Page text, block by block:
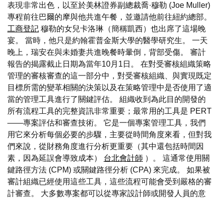
表現非常出色，以至於美林證券副總裁喬·穆勒 (Joe Muller)
專程前往巴爾的摩與他共進午餐，並邀請他前往紐約總部。
工商登記 穆勒的女兒卡洛琳（簡稱凱西）也出席了這場晚
宴。 當時，他只是約翰霍普金斯大學的醫學研究生。 一天
晚上，瑞安在與未婚妻共進晚餐時暈倒，背部受傷。 審計
報告的揭露截止日期為當年10月1日。 在對受審核組織策略
管理的審核審查的這一部分中，對受審核組織、與實現既定
目標所需的變革相關的決策以及在策略管理中是否使用了適
當的管理工具進行了關鍵評估。 組織收到為此目的開發的
所有流程工具的完整資訊非常重要；最常用的工具是 PERT
——專案評估和審查技術。 它是一個專案管理工具，我們
用它來分析每個必要的步驟，主要從時間角度來看，但對我
們來說，從財務角度進行分析更重要（其中還包括時間因
素，因為延誤會導致成本） 台北會計師 ）。 這通常使用關
鍵路徑方法 (CPM) 或關鍵路徑分析 (CPA) 來完成。 如果被
審計組織已經使用這些工具，這些流程可能會受到嚴格的審
計審查。 大多數專案都可以從專家設計師或開發人員的意